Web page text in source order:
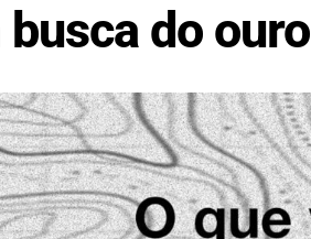
busca do ouro